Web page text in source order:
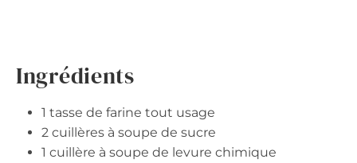
Ingrédients
1 tasse de farine tout usage
2 cuillères à soupe de sucre
1 cuillère à soupe de levure chimique